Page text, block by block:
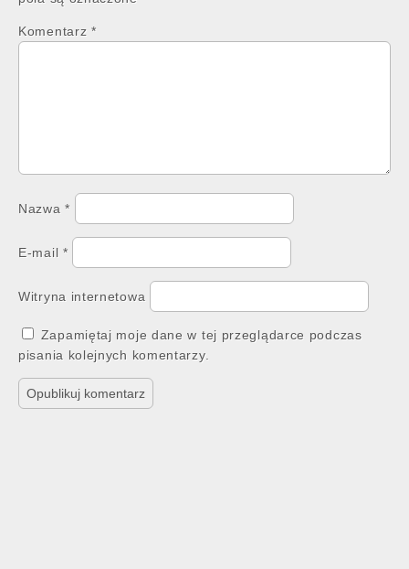
Komentarz *
Nazwa*
E-mail *
Witryna internetowa
Zapamiętaj moje dane w tej przeglądarce podczas
pisania kolejnych komentarzy.